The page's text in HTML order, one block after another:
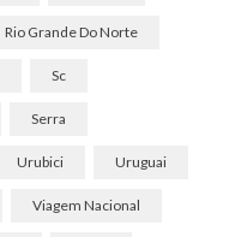
Rio Grande Do Norte
Sc
Serra
Urubici Uruguai
Viagem Nacional